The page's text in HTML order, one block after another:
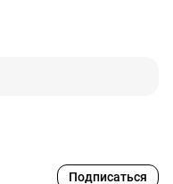
Подписаться